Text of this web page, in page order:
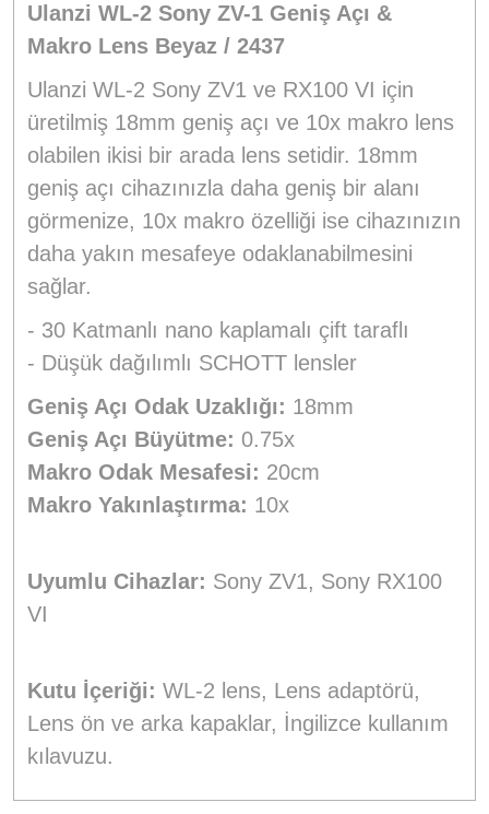
Ulanzi WL-2 Sony ZV-1 Geniş Açı &
Makro Lens Beyaz / 2437
Ulanzi WL-2 Sony ZV1 ve RX100 VI için
üretilmiş 18mm geniş açı ve 10x makro lens
olabilen ikisi bir arada lens setidir. 18mm
geniş açı cihazınızla daha geniş bir alanı
görmenize, 10x makro özelliği ise cihazınızın
daha yakın mesafeye odaklanabilmesini
sağlar.
- 30 Katmanlı nano kaplamalı çift taraflı
- Düşük dağılımlı SCHOTT lensler
Geniş Açı Odak Uzaklığı: 18mm
Geniş Açı Büyütme: 0.75x
Makro Odak Mesafesi: 20cm
Makro Yakınlaştırma: 10x
Uyumlu Cihazlar: Sony ZV1, Sony RX100
VI
Kutu İçeriği: WL-2 lens, Lens adaptörü,
Lens ön ve arka kapaklar, İngilizce kullanım
kılavuzu.